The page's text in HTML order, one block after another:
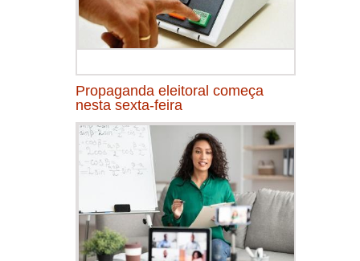
Propaganda eleitoral começa
nesta sexta-feira